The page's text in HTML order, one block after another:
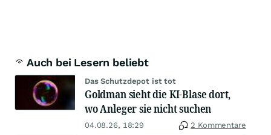
Auch bei Lesern beliebt
Das Schutzdepot ist tot
Goldman sieht die KI-Blase dort,
wo Anleger sie nicht suchen
04.08.26, 18:29 2 Kommentare